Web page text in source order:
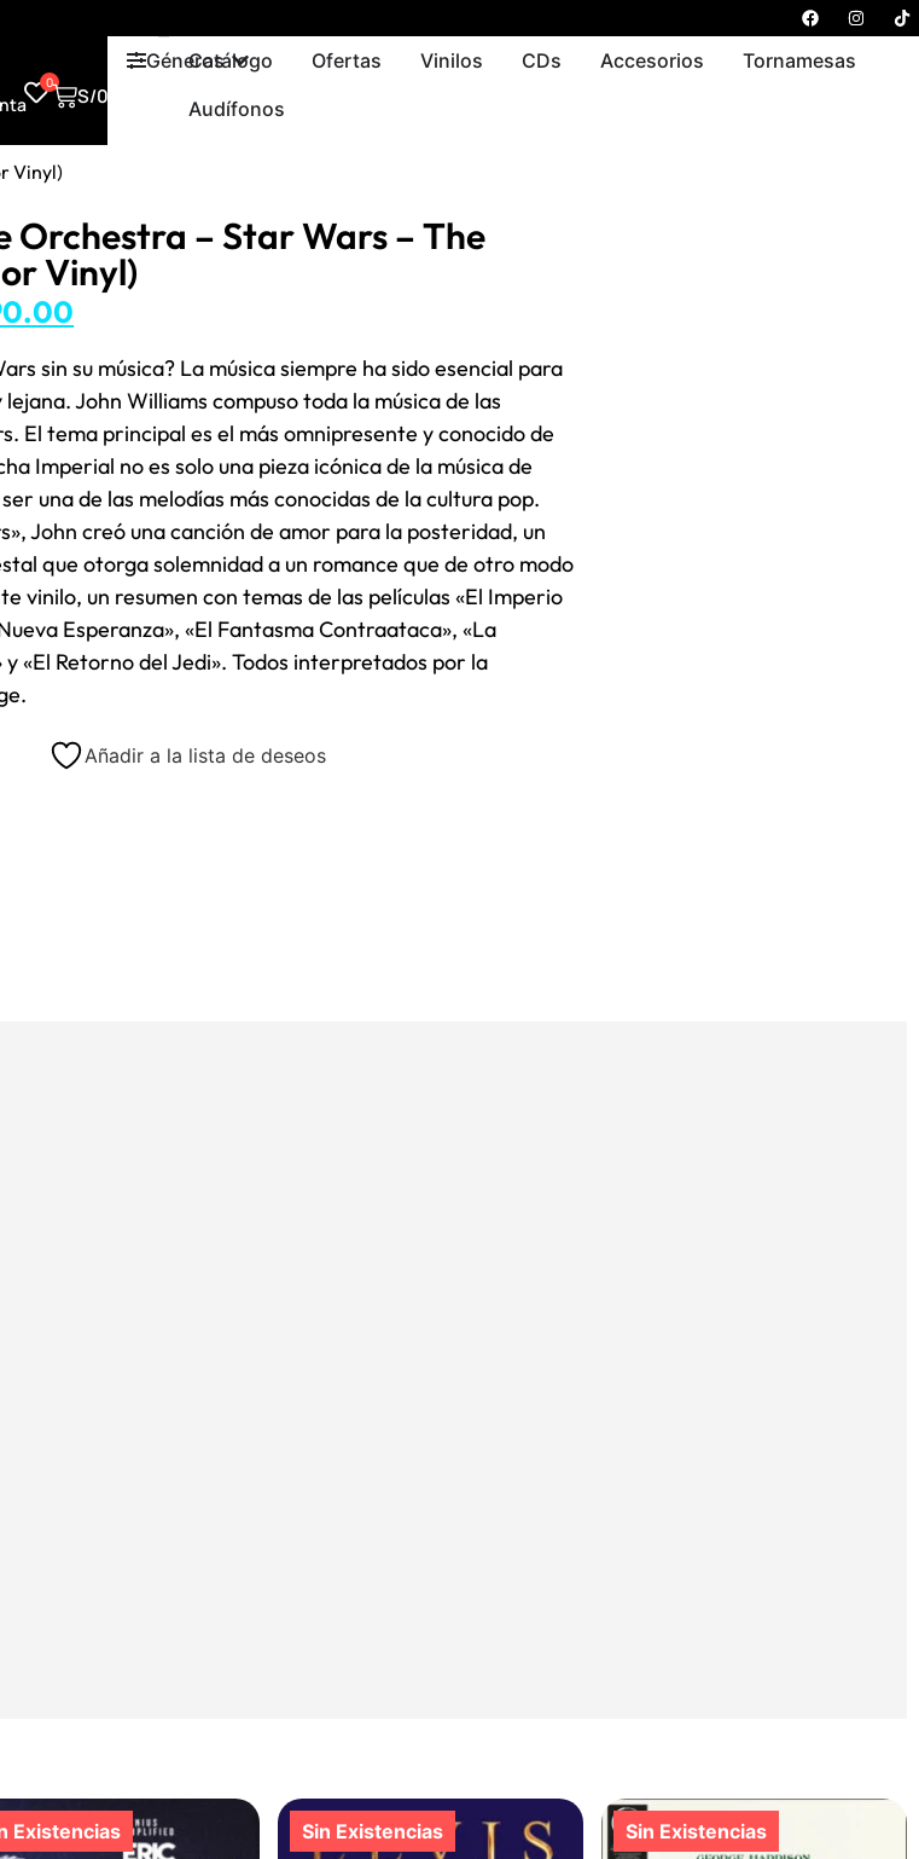
0
S/0.00
GénerosCatálogo Ofertas Vinilos CDs Accesorios
Tornamesas
Audífonos
Vinyl)
Orchestra – Star Wars – The
Vinyl)
sin su música? La música siempre ha sido esencial para
lejana. John Williams compuso toda la música de las
El tema principal es el más omnipresente y conocido de
Imperial no es solo una pieza icónica de la música de
una de las melodías más conocidas de la cultura pop.
John creó una canción de amor para la posteridad, un
que otorga solemnidad a un romance que de otro modo
vinilo, un resumen con temas de las películas «El Imperio
Esperanza», «El Fantasma Contraataca», «La
«El Retorno del Jedi». Todos interpretados por la
Añadir a la lista de deseos